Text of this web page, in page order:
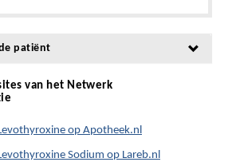
patiënt
van het Netwerk
op Apotheek.nl
Sodium op Lareb.nl